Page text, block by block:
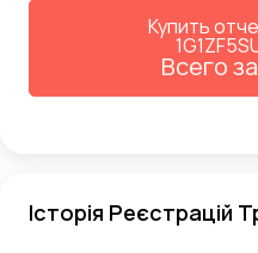
Купить
Всего за
Історія Реєстрацій